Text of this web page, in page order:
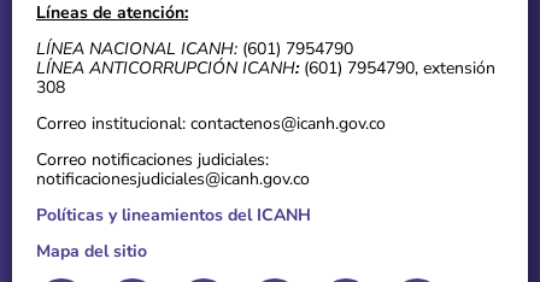
Líneas de atención:
LÍNEA NACIONAL ICANH: (601) 7954790
LÍNEA ANTICORRUPCIÓN ICANH: (601) 7954790, extensión
308
Correo institucional: contactenos@icanh.gov.co
Correo notificaciones judiciales:
notificacionesjudiciales@icanh.gov.co
Políticas y lineamientos del ICANH
Mapa del sitio